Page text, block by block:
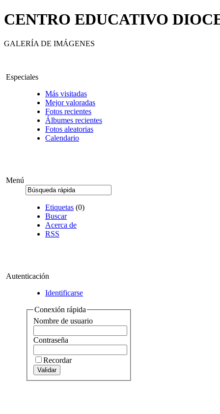
CENTRO EDUCATIVO
GALERÍA DE IMÁGENES
Especiales
Más visitadas
Mejor valoradas
Fotos recientes
Álbumes recientes
Fotos aleatorias
Calendario
Menú
Etiquetas (0)
Buscar
Acerca de
RSS
Autenticación
Identificarse
Conexión rápida
Nombre de usuario
Contraseña
Recordar